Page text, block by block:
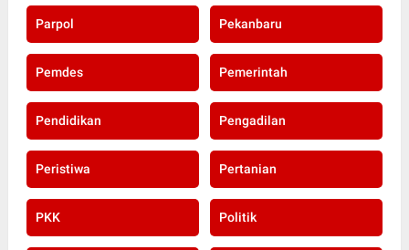
Parpol Pekanbaru
Pemdes Pemerintah
Pendidikan Pengadilan
Peristiwa Pertanian
PKK Politik